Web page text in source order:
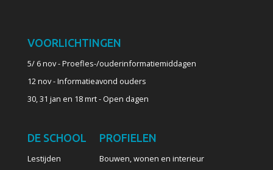
VOORLICHTINGEN
5/ 6 nov - Proefles-/ouderinformatiemiddagen
12 nov - Informatieavond ouders
30, 31 jan en 18 mrt - Open dagen
DE SCHOOL
Lestijden
PROFIELEN
Bouwen, wonen en interieur